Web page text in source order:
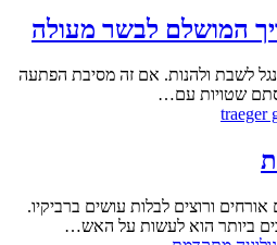
המושלם לבשר מעולה
לשבת ולהנות. אם זה מסיבת הפתעה
סתם שטויות עם…
ורוצים לבלות עושים ברביקיו.
ביותר הוא לעשות על האש…